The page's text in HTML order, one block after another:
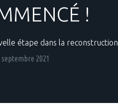
!
étape dans la
septembre 2021